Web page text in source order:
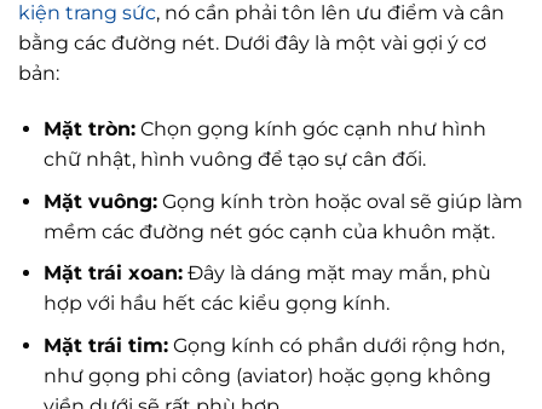
kiện trang sức, nó cần phải tôn lên ưu điểm và cân
bằng các đường nét. Dưới đây là một vài gợi ý cơ
bản:
Mặt tròn:Chọn gọng kính góc cạnh như hình
chữ nhật, hình vuông để tạo sự cân đối.
Mặt vuông:Gọng kính tròn hoặc oval sẽ giúp làm
mềm các đường nét góc cạnh của khuôn mặt.
Mặt trái xoan:Đây là dáng mặt may mắn, phù
hợp với hầu hết các kiểu gọng kính.
Mặt trái tim:Gọng kính có phần dưới rộng hơn,
như gọng phi công (aviator) hoặc gọng không